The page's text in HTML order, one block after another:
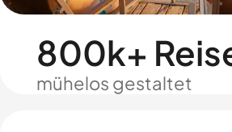
800k+
mühelos gestaltet